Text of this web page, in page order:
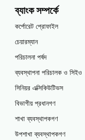
ব্যাংক সম্পর্কে
কর্পোরেট প্রোফাইল
চেয়ারম্যান
পরিচালনা পর্ষদ
ব্যবস্থাপনা পরিচালক ও সিইও
সিনিয়র এক্সিকিউটিভস
বিভাগীয় প্রধানগণ
শাখা ব্যবস্থাপকগণ
উপশাখা ব্যবস্থাপকগণ